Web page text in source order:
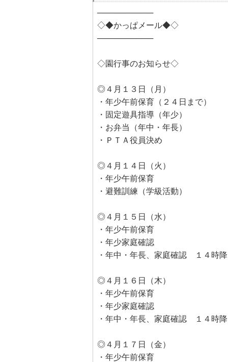
──────────
◇◆かっぱメール◆◇
──────────
◇園行事のお知らせ◇
◎４月１３日（月）
・年少午前保育（２４日まで）
・固定遊具指導（年少）
・お弁当（年中・年長）
・ＰＴＡ役員決め
◎４月１４日（火）
・年少午前保育
・避難訓練（学級活動）
◎４月１５日（水）
・年少午前保育
・年少家庭確認
・年中・年長、家庭確認 １４時
◎４月１６日（木）
・年少午前保育
・年少家庭確認
・年中・年長、家庭確認 １４時
◎４月１７日（金）
・年少午前保育